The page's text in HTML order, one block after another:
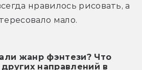
нравилось рисовать, а
мало.
жанр фэнтези? Что
направлений в